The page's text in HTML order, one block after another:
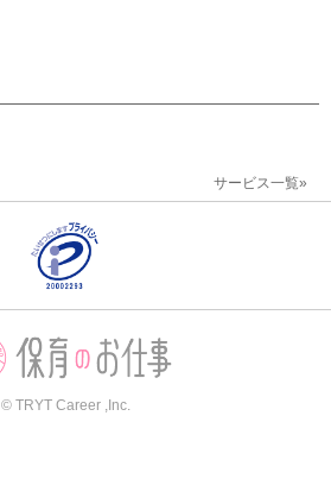
サービス一覧»
© TRYT Career ,Inc.